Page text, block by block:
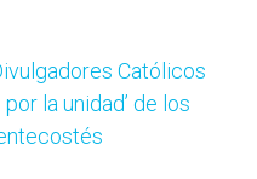
Católicos
la unidad’ de los